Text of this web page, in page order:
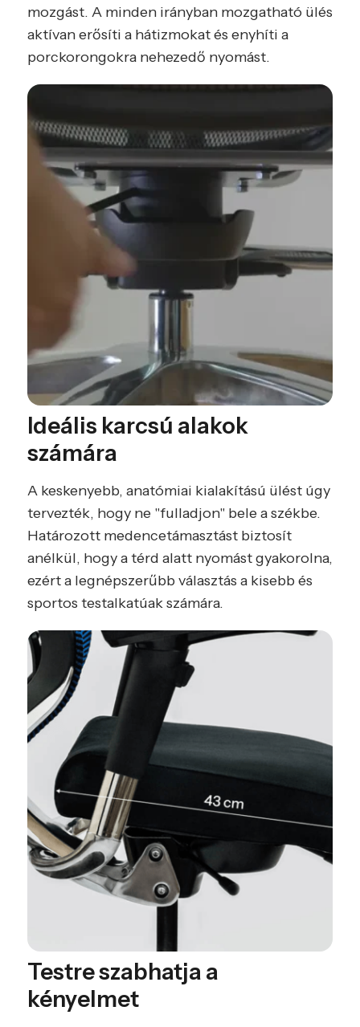
mozgást. A minden irányban mozgatható ülés
aktívan erősíti a hátizmokat és enyhíti a
porckorongokra nehezedő nyomást.
Ideális karcsú alakok
számára
A keskenyebb, anatómiai kialakítású ülést úgy
tervezték, hogy ne "fulladjon" bele a székbe.
Határozott medencetámasztást biztosít
anélkül, hogy a térd alatt nyomást gyakorolna,
ezért a legnépszerűbb választás a kisebb és
sportos testalkatúak számára.
Testre szabhatja a
kényelmet